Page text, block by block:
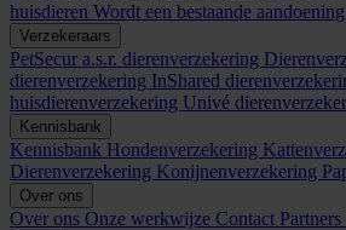
huisdieren Wordt een bestaande
Verzekeraars
PetSecur a.s.r. dierenverzekering
dierenverzekering InShared
huisdierenverzekering Univé
Kennisbank
Kennisbank Hondenverzekering
Dierenverzekering Konijnenverzekering
Over ons
Over ons Onze werkwijze Contact Partners